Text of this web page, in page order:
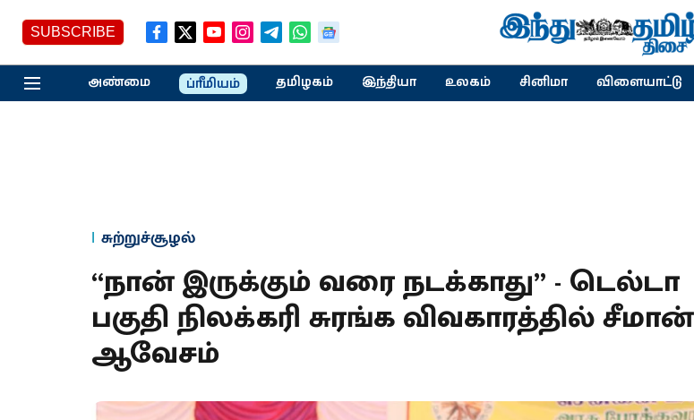
SUBSCRIBE
அண்மை ப்ரீமியம் தமிழகம் இந்தியா உலகம் சினிமா விளையாட்டு
சுற்றுச்சூழல்
“நான் இருக்கும் வரை நடக்காது” - டெல்டா
பகுதி நிலக்கரி சுரங்க விவகாரத்தில் சீமான்
ஆவேசம்